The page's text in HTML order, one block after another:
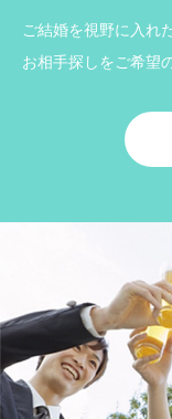
ご結婚を視野に入れ
お相手探しをご希望